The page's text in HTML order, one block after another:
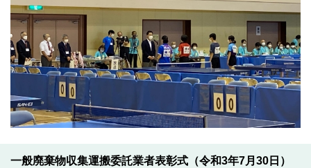
一般廃棄物収集運搬委託業者表彰式（令和3年7月30日）